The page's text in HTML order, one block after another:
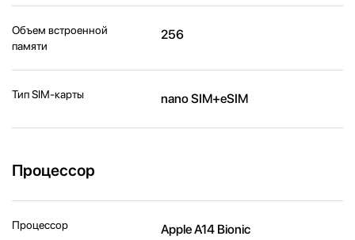
Объем встроенной
памяти
256
Тип SIM-карты nano SIM+eSIM
Процессор
Процессор Apple A14 Bionic